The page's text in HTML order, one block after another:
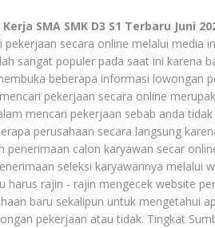
SMA SMK D3 S1 Terbaru Juni
secara online melalui media
sangat populer pada saat ini karena
beberapa informasi lowongan
pekerjaan secara online
mencari pekerjaan sebab anda
perusahaan secara langsung
penerimaan calon karyawan secar
seleksi karyawannya melalui
harus rajin - rajin mengecek website
baru sekalipun untuk mengetahui
pekerjaan atau tidak. Tingkat